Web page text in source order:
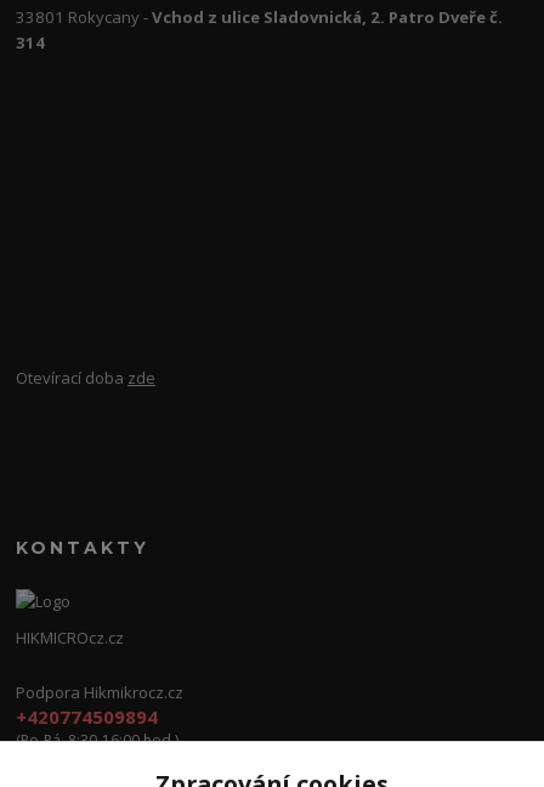
33801 Rokycany -Vchod z ulice Sladovnická, 2. Patro Dveře č.
314
Otevírací doba zde
KONTAKTY
HIKMICROcz.cz
Podpora Hikmikrocz.cz
+420774509894
(Po-Pá, 8:30-16:00 hod.)